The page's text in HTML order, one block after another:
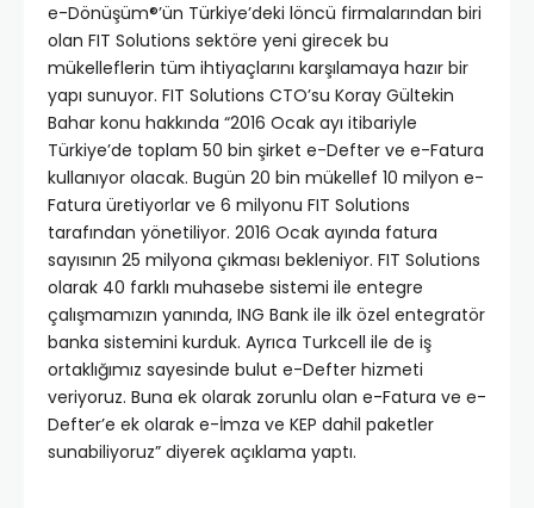
e-Dönüşüm®’ün Türkiye’deki löncü firmalarından biri
olan FIT Solutions sektöre yeni girecek bu
mükelleflerin tüm ihtiyaçlarını karşılamaya hazır bir
yapı sunuyor. FIT Solutions CTO’su Koray Gültekin
Bahar konu hakkında “2016 Ocak ayı itibariyle
Türkiye’de toplam 50 bin şirket e-Defter ve e-Fatura
kullanıyor olacak. Bugün 20 bin mükellef 10 milyon e-
Fatura üretiyorlar ve 6 milyonu FIT Solutions
tarafından yönetiliyor. 2016 Ocak ayında fatura
sayısının 25 milyona çıkması bekleniyor. FIT Solutions
olarak 40 farklı muhasebe sistemi ile entegre
çalışmamızın yanında, ING Bank ile ilk özel entegratör
banka sistemini kurduk. Ayrıca Turkcell ile de iş
ortaklığımız sayesinde bulut e-Defter hizmeti
veriyoruz. Buna ek olarak zorunlu olan e-Fatura ve e-
Defter’e ek olarak e-İmza ve KEP dahil paketler
sunabiliyoruz” diyerek açıklama yaptı.